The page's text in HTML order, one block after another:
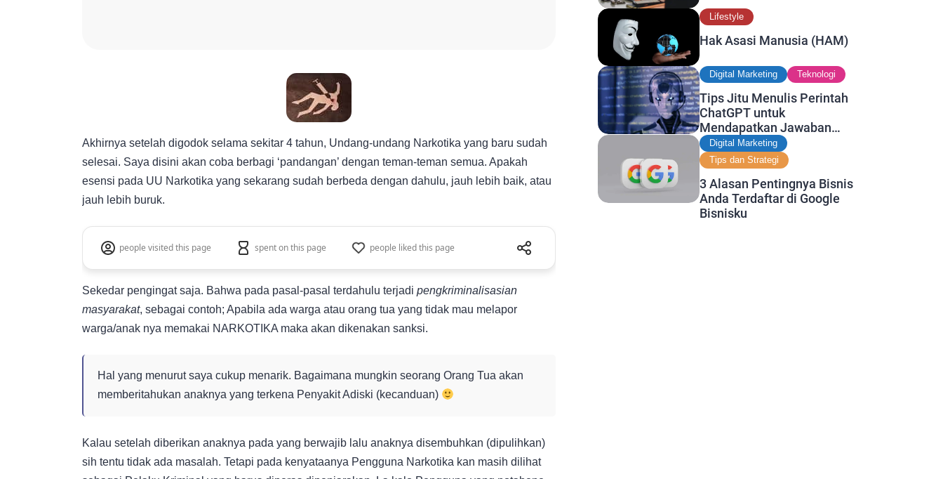
Akhirnya setelah digodok selama sekitar 4 tahun, Undang-undang Narkotika yang baru sudah
selesai. Saya disini akan coba berbagi ‘pandangan’ dengan teman-teman semua. Apakah
esensi pada UU Narkotika yang sekarang sudah berbeda dengan dahulu, jauh lebih baik, atau
jauh lebih buruk.
people visited this page spent on this page people liked this page
Sekedar pengingat saja. Bahwa pada pasal-pasal terdahulu terjadi pengkriminalisasian
masyarakat, sebagai contoh; Apabila ada warga atau orang tua yang tidak mau melapor
warga/anak nya memakai NARKOTIKA maka akan dikenakan sanksi.
Hal yang menurut saya cukup menarik. Bagaimana mungkin seorang Orang Tua akan
memberitahukan anaknya yang terkena Penyakit Adiski (kecanduan)
Kalau setelah diberikan anaknya pada yang berwajib lalu anaknya disembuhkan (dipulihkan)
sih tentu tidak ada masalah. Tetapi pada kenyataanya Pengguna Narkotika kan masih dilihat
Lifestyle
Hak Asasi Manusia (HAM)
Digital Marketing Teknologi
Tips Jitu Menulis Perintah
ChatGPT untuk
Mendapatkan Jawaban
Terbaik
Digital Marketing
Tips dan Strategi
3 Alasan Pentingnya Bisnis
Anda Terdaftar di Google
Bisnisku